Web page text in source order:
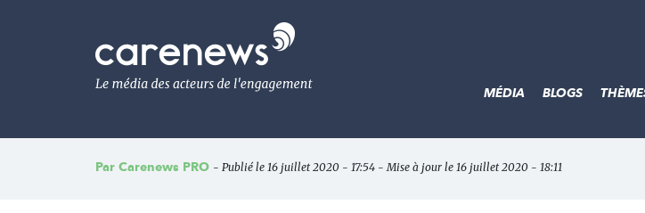
Le
média
de
l'engagement
MÉDIA BLOGS
Par Carenews PRO - Publié le 16 juillet 2020 - 17:54 - Mise à jour le 16 juillet 2020 - 18:11